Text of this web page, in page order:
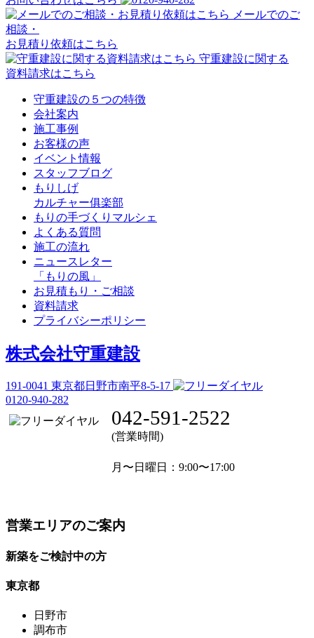
メールでのご
相談・
お見積り依頼はこちら
守重建設に関する
資料請求はこちら
守重建設の５つの特徴
会社案内
施工事例
お客様の声
イベント情報
スタッフブログ
もりしげ
カルチャー俱楽部
もりの手づくりマルシェ
よくある質問
施工の流れ
ニュースレター
「もりの風」
お見積もり・ご相談
資料請求
プライバシーポリシー
株式会社守重建設
191-0041 東京都日野市南平8-5-17
0120-940-282
042-591-2522
(営業時間)
月〜日曜日 ：9:00〜17:00
営業エリアのご案内
新築をご検討中の方
東京都
日野市
調布市